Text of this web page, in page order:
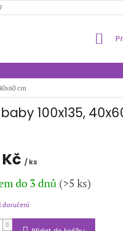
OCHRANY OSOBNÍCH ÚDAJŮ
cm
100x135,
/ ks
do 3 dnů (>5 ks)
doručení